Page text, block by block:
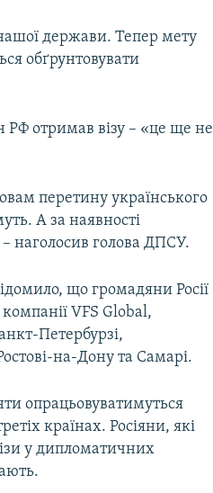
держави. Тепер мету
обґрунтовувати
отримав візу – «це ще не
перетину українського
А за наявності
– наголосив голова ДПСУ.
що громадяни Росії
VFS Global,
Петербурзі,
на-Дону та Самарі.
опрацьовуватимуться
країнах. Росіяни, які
у дипломатичних